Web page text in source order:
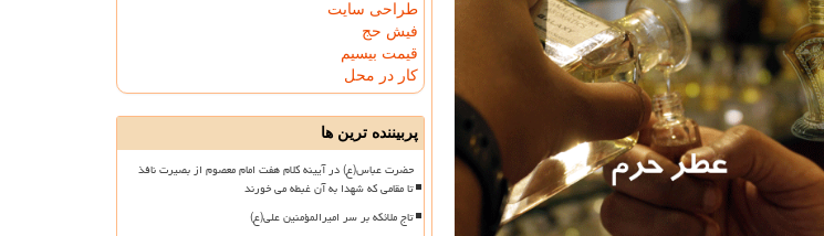
طراحی سایت
فیش حج
قیمت بیسیم
کار در محل
پربیننده ترین ها
حضرت عباس(ع) در آیینه کلام هفت امام معصوم از بصیرت نافذ
تا مقامی که شهدا به آن غبطه می خورند
تاج ملائکه بر سر امیرالمؤمنین علی(ع)